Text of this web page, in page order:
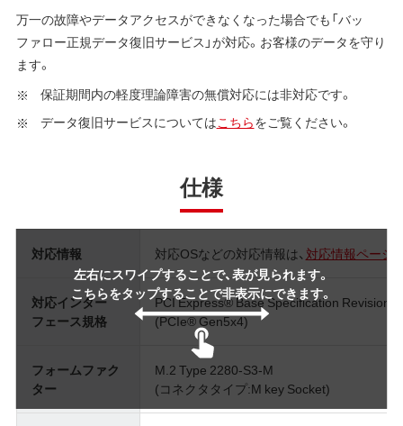
万一の故障やデータアクセスができなくなった場合でも「バッ
ファロー正規データ復旧サービス」が対応。お客様のデータを守り
ます。
保証期間内の軽度理論障害の無償対応には非対応です。
データ復旧サービスについてはこちらをご覧ください。
仕様
左右にスワイプすることで、表が見られます。
こちらをタップすることで非表示にできます。
対応情報 対応OSなどの対応情報は、 対応情報ページ
対応インター
フェース規格
PCI Express® Base Specification Revision
(PCIe® Gen5x4)
フォームファク
ター
M.2 Type 2280-S3-M
(コネクタタイプ:M key Socket)